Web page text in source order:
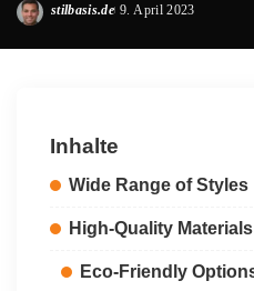
Posted
stilbasis.de 9. April 2023
Inhalte
Wide Range of Styles
High-Quality Materials
Eco-Friendly